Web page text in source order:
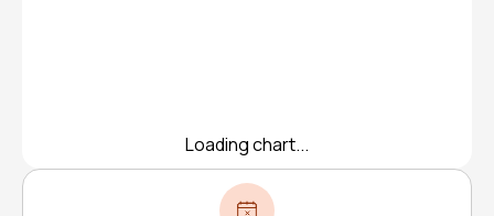
Loading chart...